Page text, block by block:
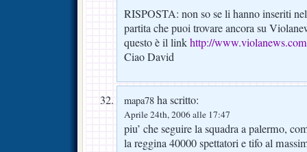
RISPOSTA: non so se li hanno inseriti
partita che puoi trovare ancora su
questo è il linkhttp://
Ciao David
mapa78 ha scritto:
Aprile 24th, 2006 alle 17:47
piu’ che seguire la squadra a palermo,
la reggina 40000 spettatori e tifo al